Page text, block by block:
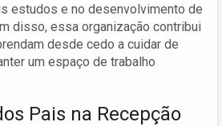
estudos e no desenvolvimento de
disso, essa organização contribui
desde cedo a cuidar de
um espaço de trabalho
Pais na Recepção